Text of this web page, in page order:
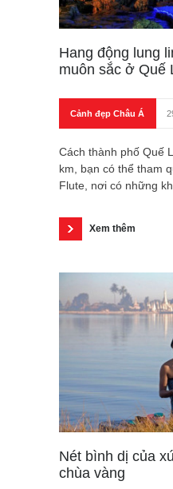
Hang động lung
muôn sắc ở Quế
Cảnh đẹp Châu Á
Cách thành phố Quế
km, bạn có thể tham
Flute, nơi có những
Xem thêm
Nét bình dị của
chùa vàng